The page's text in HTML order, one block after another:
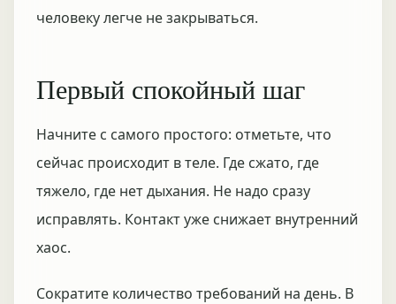
человеку легче не закрываться.
Первый спокойный шаг
Начните с самого простого: отметьте, что
сейчас происходит в теле. Где сжато, где
тяжело, где нет дыхания. Не надо сразу
исправлять. Контакт уже снижает внутренний
хаос.
Сократите количество требований на день. В